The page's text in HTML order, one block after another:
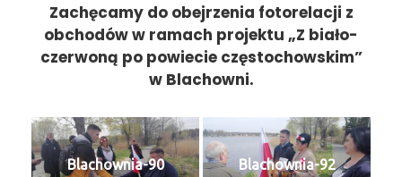
Zachęcamy do obejrzenia fotorelacji z
obchodów w ramach projektu „Z biało-
czerwoną po powiecie częstochowskim”
w Blachowni.
Blachownia-90 Blachownia-92